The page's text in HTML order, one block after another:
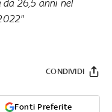
26,5 anni nel
Fonti Preferite
CONDIVIDI